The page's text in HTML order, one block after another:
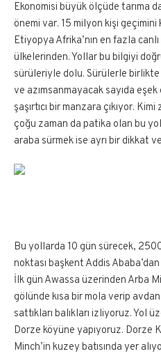
Ekonomisi büyük ölçüde tarıma
önemi var. 15 milyon kişi
Etiyopya Afrika’nın en fazla
ülkelerinden. Yollar bu bilgiyi
sürüleriyle dolu. Sürülerle
ve azımsanmayacak sayıda
şaşırtıcı bir manzara çıkıyor.
çoğu zaman da patika olan bu
araba sürmek ise ayrı bir dikkat
Bu yollarda 10 gün sürecek,
noktası başkent Addis
İlk gün Awassa üzerinden Arba
gölünde kısa bir mola verip
sattıkları balıkları izliyoruz. Yol
Dorze köyüne yapıyoruz. Dorze
Minch’in kuzey batısında yer